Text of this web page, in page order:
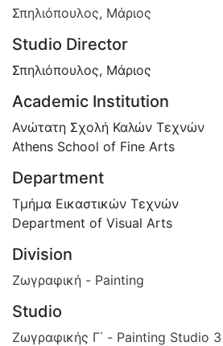
Σπηλιόπουλος, Μάριος
Studio Director
Σπηλιόπουλος, Μάριος
Academic Institution
Ανώτατη Σχολή Καλών Τεχνών
Athens School of Fine Arts
Department
Τμήμα Εικαστικών Τεχνών
Department of Visual Arts
Division
Ζωγραφική - Painting
Studio
Ζωγραφικής Γ΄ - Painting Studio 3